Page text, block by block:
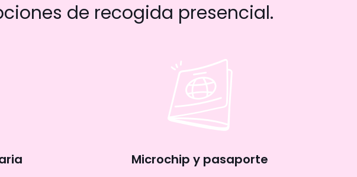
de recogida presencial.
Microchip y pasaporte